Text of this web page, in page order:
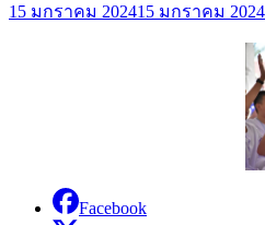
15 มกราคม 202415 มกราคม 2024
Facebook